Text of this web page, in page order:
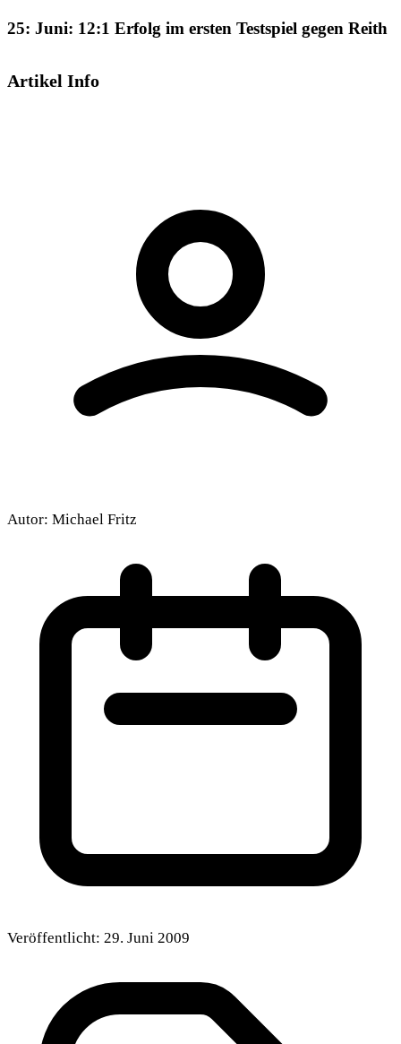
25: Juni: 12:1 Erfolg im ersten Testspiel gegen Reith
Artikel Info
Autor: Michael Fritz
Veröffentlicht: 29. Juni 2009